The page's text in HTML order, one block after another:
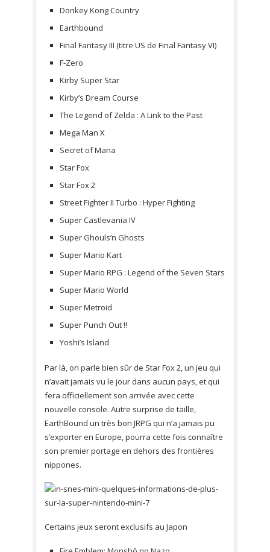
Donkey Kong Country
Earthbound
Final Fantasy III (titre US de Final Fantasy VI)
F-Zero
Kirby Super Star
Kirby’s Dream Course
The Legend of Zelda : A Link to the Past
Mega Man X
Secret of Mana
Star Fox
Star Fox 2
Street Fighter II Turbo : Hyper Fighting
Super Castlevania IV
Super Ghouls’n Ghosts
Super Mario Kart
Super Mario RPG : Legend of the Seven Stars
Super Mario World
Super Metroid
Super Punch Out !!
Yoshi’s Island
Par là, on parle bien sûr de Star Fox 2, un jeu qui
n’avait jamais vu le jour dans aucun pays, et qui
fera officiellement son arrivée avec cette
nouvelle console. Autre surprise de taille,
EarthBound un très bon JRPG qui n’a jamais pu
s’exporter en Europe, pourra cette fois connaître
son premier portage en dehors des frontières
nippones.
Certains jeux seront exclusifs au Japon